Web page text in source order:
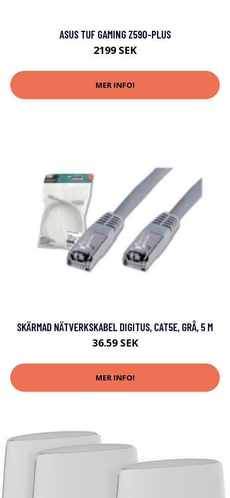
ASUS TUF GAMING Z590-PLUS
2199 SEK
MER INFO!
SKÄRMAD NÄTVERKSKABEL DIGITUS, CAT5E, GRÅ, 5 M
36.59 SEK
MER INFO!